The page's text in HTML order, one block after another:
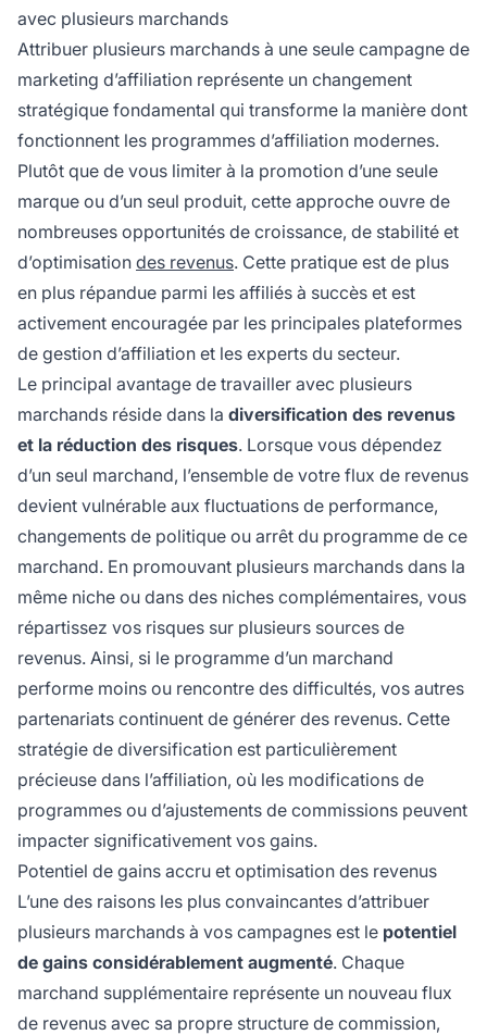
avec plusieurs marchands
Attribuer plusieurs marchands à une seule campagne de
marketing d’affiliation représente un changement
stratégique fondamental qui transforme la manière dont
fonctionnent les programmes d’affiliation modernes.
Plutôt que de vous limiter à la promotion d’une seule
marque ou d’un seul produit, cette approche ouvre de
nombreuses opportunités de croissance, de stabilité et
d’optimisation des revenus. Cette pratique est de plus
en plus répandue parmi les affiliés à succès et est
activement encouragée par les principales plateformes
de gestion d’affiliation et les experts du secteur.
Le principal avantage de travailler avec plusieurs
marchands réside dans la diversification des revenus
et la réduction des risques. Lorsque vous dépendez
d’un seul marchand, l’ensemble de votre flux de revenus
devient vulnérable aux fluctuations de performance,
changements de politique ou arrêt du programme de ce
marchand. En promouvant plusieurs marchands dans la
même niche ou dans des niches complémentaires, vous
répartissez vos risques sur plusieurs sources de
revenus. Ainsi, si le programme d’un marchand
performe moins ou rencontre des difficultés, vos autres
partenariats continuent de générer des revenus. Cette
stratégie de diversification est particulièrement
précieuse dans l’affiliation, où les modifications de
programmes ou d’ajustements de commissions peuvent
impacter significativement vos gains.
Potentiel de gains accru et optimisation des revenus
L’une des raisons les plus convaincantes d’attribuer
plusieurs marchands à vos campagnes est le potentiel
de gains considérablement augmenté. Chaque
marchand supplémentaire représente un nouveau flux
de revenus avec sa propre structure de commission,